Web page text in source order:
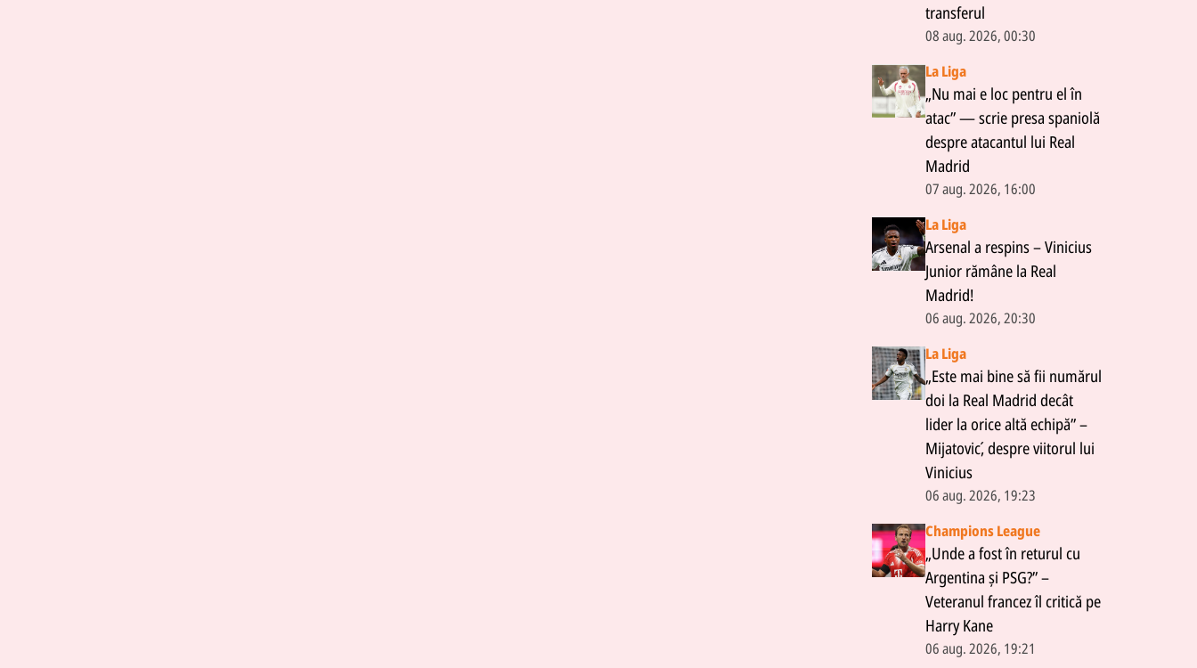
transferul
08 aug. 2026, 00:30
La Liga
„Nu mai e loc pentru el în
atac” — scrie presa spaniolă
despre atacantul lui Real
Madrid
07 aug. 2026, 16:00
La Liga
Arsenal a respins – Vinicius
Junior rămâne la Real
Madrid!
06 aug. 2026, 20:30
La Liga
„Este mai bine să fii numărul
doi la Real Madrid decât
lider la orice altă echipă” –
Mijatović, despre viitorul lui
Vinicius
06 aug. 2026, 19:23
Champions League
„Unde a fost în returul cu
Argentina și PSG?” –
Veteranul francez îl critică pe
Harry Kane
06 aug. 2026, 19:21